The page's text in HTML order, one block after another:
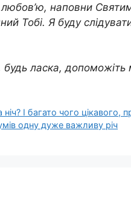
наповни
Тобі. Я буду
будь ласка, допоможіть
І багато чого цікавого,
одну дуже важливу річ